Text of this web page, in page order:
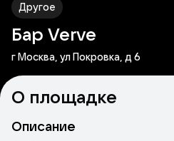
Другое
Бар Verve
г Москва, ул Покровка, д 6
О площадке
Описание